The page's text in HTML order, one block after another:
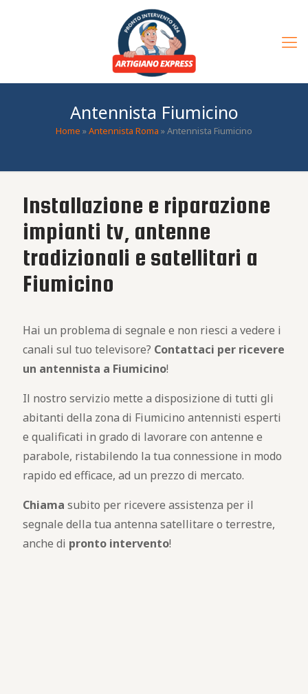
Antennista Fiumicino
Home »Antennista Roma »Antennista Fiumicino
Installazione e riparazione
impianti tv, antenne
tradizionali e satellitari a
Fiumicino
Hai un problema di segnale e non riesci a vedere i
canali sul tuo televisore? Contattaci per ricevere
un antennista a Fiumicino!
Il nostro servizio mette a disposizione di tutti gli
abitanti della zona di Fiumicino antennisti esperti
e qualificati in grado di lavorare con antenne e
parabole, ristabilendo la tua connessione in modo
rapido ed efficace, ad un prezzo di mercato.
Chiama subito per ricevere assistenza per il
segnale della tua antenna satellitare o terrestre,
anche di pronto intervento!